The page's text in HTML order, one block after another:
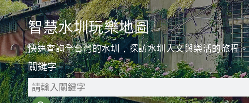
智慧水圳玩樂地圖
快速查詢全台灣的水圳，探訪水圳人文與樂活的旅程。
關鍵字